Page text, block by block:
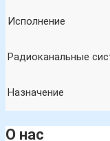
Исполнение
Радиоканальные
Назначение
О нас